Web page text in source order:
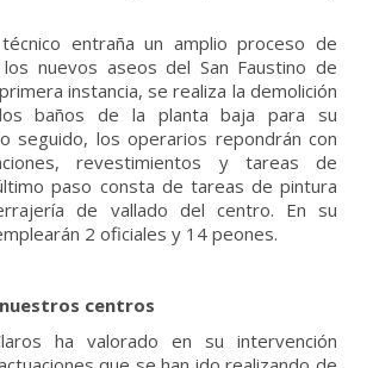
entraña un amplio proceso de
los nuevos aseos del San Faustino de
instancia, se realiza la demolición
baños de la planta baja para su
seguido, los operarios repondrán con
revestimientos y tareas de
paso consta de tareas de pintura
de vallado del centro. En su
2 oficiales y 14 peones.
centros
ha valorado en su intervención